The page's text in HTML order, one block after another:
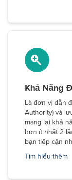
Khả Năng
Là đơn vị dẫn
Authority) và
mang lại khả
hơn ít nhất 2
bạn tiếp cận
Tìm hiểu thêm